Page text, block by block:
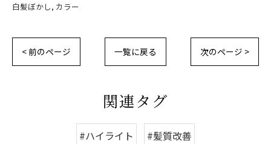
白髪ぼかし カラー
< 前のページ 一覧に戻る 次のページ >
関連タグ
#ハイライト #髪質改善